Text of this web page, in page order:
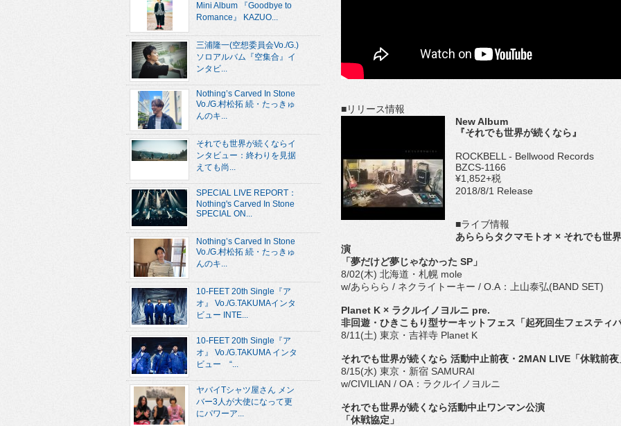
■リリース情報
New Album
『それでも世界が続くなら』
ROCKBELL - Bellwood Records
BZCS-1166
¥1,852+税
2018/8/1 Release
■ライブ情報
あらららタクマモトオ × それでも世
演
「夢だけど夢じゃなかった SP」
8/02(木) 北海道・札幌 mole
w/あららら / ネクライトーキー / O.A：上山泰弘(BAND SET)
Planet K × ラクルイノヨルニ pre.
非回遊・ひきこもり型サーキットフェス「起死回生フェスティ
8/11(土) 東京・吉祥寺 Planet K
それでも世界が続くなら 活動中止前夜・2MAN LIVE「休戦前夜
8/15(水) 東京・新宿 SAMURAI
w/CIVILIAN / OA：ラクルイノヨルニ
それでも世界が続くなら活動中止ワンマン公演
「休戦協定」
Mini Album 『Goodbye to
Romance』 KAZUO...
三浦隆一(空想委員会Vo./G.)
ソロアルバム『空集合』イ
ンタビ...
Nothing’s Carved In Stone
Vo./G.村松拓 続・たっきゅ
んのキ...
それでも世界が続くならイ
ンタビュー：終わりを見据
えても尚...
SPECIAL LIVE REPORT：
Nothing's Carved In Stone
SPECIAL ON...
Nothing’s Carved In Stone
Vo./G.村松拓 続・たっきゅ
んのキ...
10-FEET 20th Single『ア
オ』 Vo./G.TAKUMAインタ
ビュー INTE...
10-FEET 20th Single『ア
オ』 Vo./G.TAKUMA インタ
ビュー “...
ヤバイTシャツ屋さん メン
バー3人が大使になって更
にパワーア...